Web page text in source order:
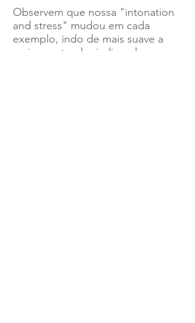
Observem que nossa "intonation
and stress" mudou em cada
exemplo, indo de mais suave a
mais acentuado, indicando uma